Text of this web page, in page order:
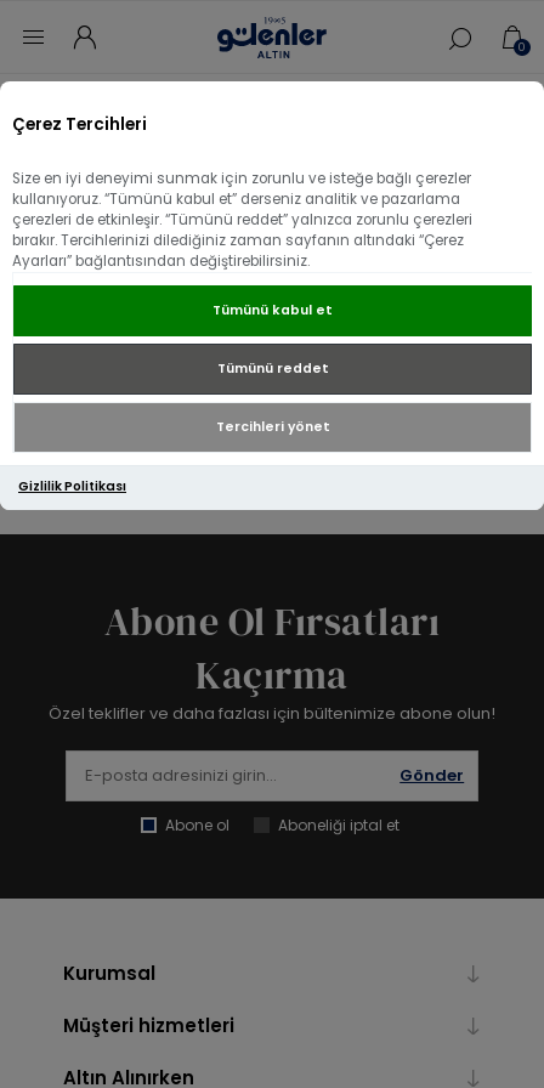
Çerez Tercihleri
Size en iyi deneyimi sunmak için zorunlu ve isteğe bağlı çerezler
kullanıyoruz. “Tümünü kabul et” derseniz analitik ve pazarlama
çerezleri de etkinleşir. “Tümünü reddet” yalnızca zorunlu çerezleri
bırakır. Tercihlerinizi dilediğiniz zaman sayfanın altındaki “Çerez
Ayarları” bağlantısından değiştirebilirsiniz.
Tümünü kabul et
Tümünü reddet
Tercihleri yönet
Gizlilik Politikası
0
Pırlanta Suyolu Küpe
14 Ayar
22 Ayar
Abone Ol Fırsatları
Kaçırma
Özel teklifler ve daha fazlası için bültenimize abone olun!
Gönder
Abone ol Aboneliği iptal et
Kurumsal
Müşteri hizmetleri
Altın Alınırken